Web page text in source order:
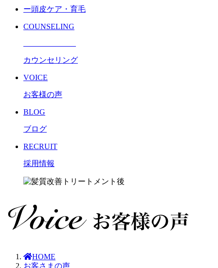
ー頭皮ケア・育毛
COUNSELING
カウンセリング
VOICE
お客様の声
BLOG
ブログ
RECRUIT
採用情報
HOME
お客さまの声